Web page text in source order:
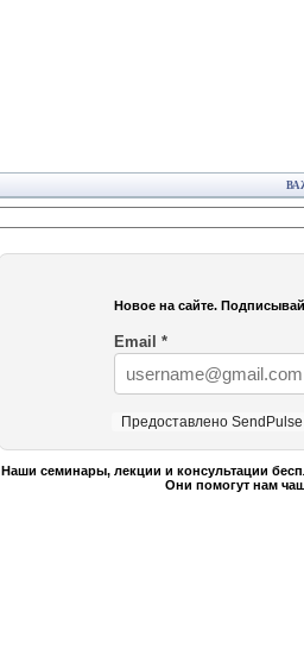
Новое на сайте.
Email *
Предоставлено SendPulse
Наши семинары, лекции и консультации
Они помогут нам